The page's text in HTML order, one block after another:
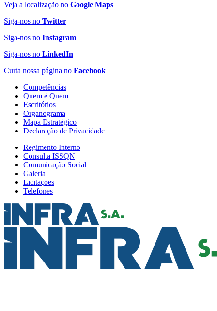
Veja a localização no Google Maps
Siga-nos no Twitter
Siga-nos no Instagram
Siga-nos no LinkedIn
Curta nossa página no Facebook
Competências
Quem é Quem
Escritórios
Organograma
Mapa Estratégico
Declaração de Privacidade
Regimento Interno
Consulta ISSQN
Comunicação Social
Galeria
Licitações
Telefones